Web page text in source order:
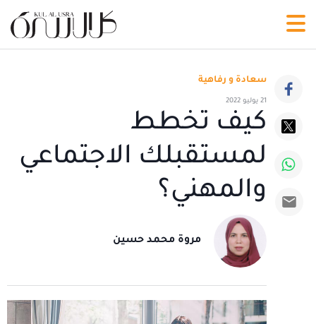
سعادة و رفاهية
21 يوليو 2022
كيف تخطط
لمستقبلك الاجتماعي
والمهني؟
مروة محمد حسين